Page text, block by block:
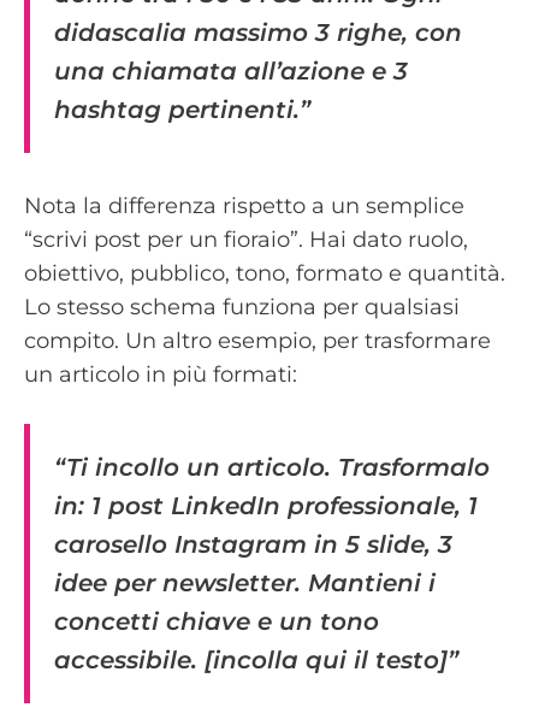
didascalia massimo 3 righe, con
una chiamata all’azione e 3
hashtag pertinenti.”
Nota la differenza rispetto a un semplice
“scrivi post per un fioraio”. Hai dato ruolo,
obiettivo, pubblico, tono, formato e quantità.
Lo stesso schema funziona per qualsiasi
compito. Un altro esempio, per trasformare
un articolo in più formati:
“Ti incollo un articolo. Trasformalo
in: 1 post LinkedIn professionale, 1
carosello Instagram in 5 slide, 3
idee per newsletter. Mantieni i
concetti chiave e un tono
accessibile. [incolla qui il testo]”